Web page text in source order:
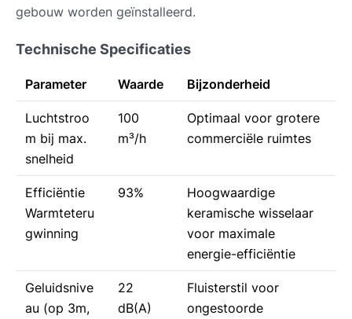
gebouw worden geïnstalleerd.
Technische Specificaties
Parameter Waarde Bijzonderheid
Luchtstroo
m bij max.
snelheid
100
m³/h
Optimaal voor grotere
commerciële ruimtes
Efficiëntie
Warmteteru
gwinning
93%
Hoogwaardige
keramische wisselaar
voor maximale
energie-efficiëntie
Geluidsnive
au (op 3m,
22
dB(A)
Fluisterstil voor
ongestoorde